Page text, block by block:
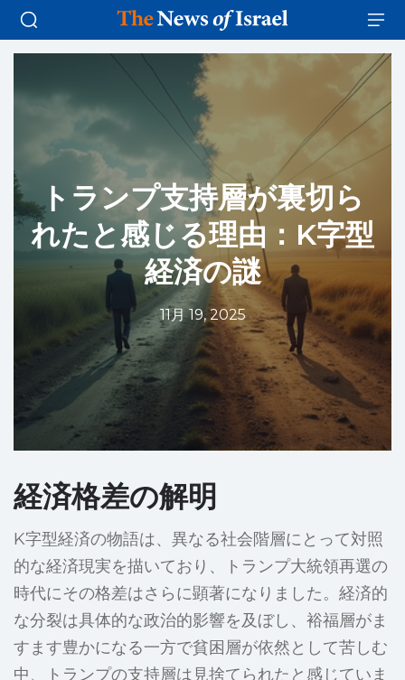
トランプ支持層が裏切ら
れたと感じる理由：K字型
経済の謎
11月 19, 2025
経済格差の解明
K字型経済の物語は、異なる社会階層にとって対照
的な経済現実を描いており、トランプ大統領再選の
時代にその格差はさらに顕著になりました。経済的
な分裂は具体的な政治的影響を及ぼし、裕福層がま
すます豊かになる一方で貧困層が依然として苦しむ
中、トランプの支持層は見捨てられたと感じていま